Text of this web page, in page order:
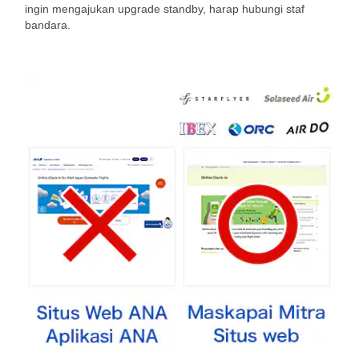
ingin mengajukan upgrade standby, harap hubungi staf
bandara.